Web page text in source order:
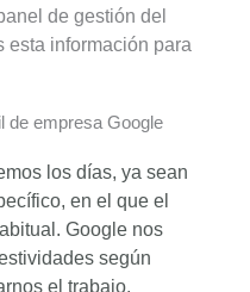
de gestión del
esta información para
los días, ya sean
en el que el
Google nos
según
el trabajo.